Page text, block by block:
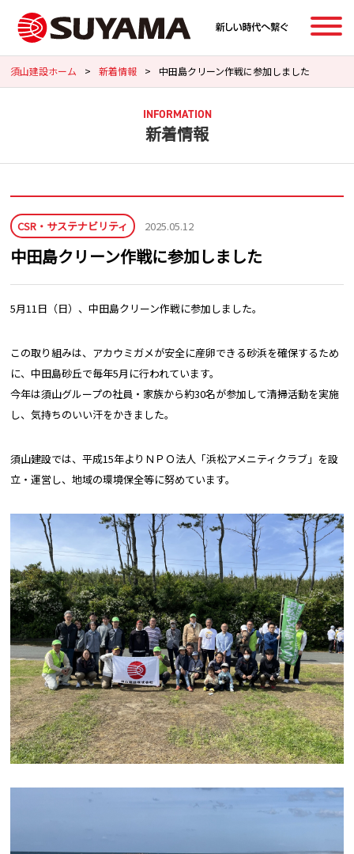
須山建設ホーム > 新着情報 > 中田島クリーン作戦に参加しました
新着情報
INFORMATION
CSR・サステナビリティ 2025.05.12
中田島クリーン作戦に参加しました
5月11日（日）、中田島クリーン作戦に参加しました。
この取り組みは、アカウミガメが安全に産卵できる砂浜を確保するため
に、中田島砂丘で毎年5月に行われています。
今年は須山グループの社員・家族から約30名が参加して清掃活動を実施
し、気持ちのいい汗をかきました。
須山建設では、平成15年よりＮＰＯ法人「浜松アメニティクラブ」を設
立・運営し、地域の環境保全等に努めています。